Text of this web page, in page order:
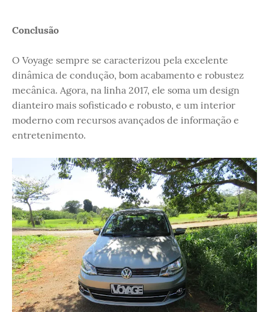
Conclusão
O Voyage sempre se caracterizou pela excelente
dinâmica de condução, bom acabamento e robustez
mecânica. Agora, na linha 2017, ele soma um design
dianteiro mais sofisticado e robusto, e um interior
moderno com recursos avançados de informação e
entretenimento.